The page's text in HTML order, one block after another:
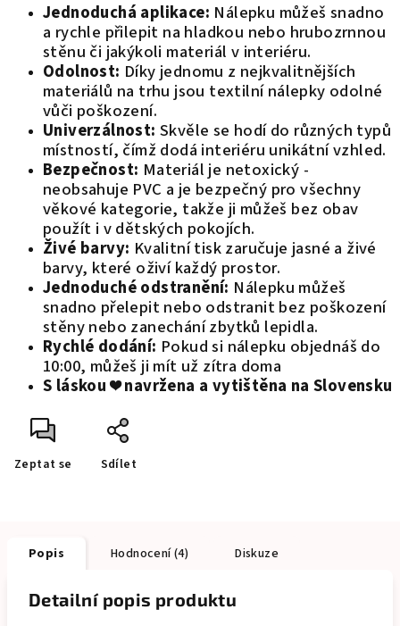
Jednoduchá aplikace: Nálepku můžeš snadno
a rychle přilepit na hladkou nebo hrubozrnnou
stěnu či jakýkoli materiál v interiéru.
Odolnost: Díky jednomu z nejkvalitnějších
materiálů na trhu jsou textilní nálepky odolné
vůči poškození.
Univerzálnost: Skvěle se hodí do různých typů
místností, čímž dodá interiéru unikátní vzhled.
Bezpečnost: Materiál je netoxický -
neobsahuje PVC a je bezpečný pro všechny
věkové kategorie, takže ji můžeš bez obav
použít i v dětských pokojích.
Živé barvy: Kvalitní tisk zaručuje jasné a živé
barvy, které oživí každý prostor.
Jednoduché odstranění: Nálepku můžeš
snadno přelepit nebo odstranit bez poškození
stěny nebo zanechání zbytků lepidla.
Rychlé dodání: Pokud si nálepku objednáš do
10:00, můžeš ji mít už zítra doma
S láskou ❤️ navržena a vytištěna na Slovensku
Zeptat se Sdílet
Popis Hodnocení (4) Diskuze
Detailní popis produktu